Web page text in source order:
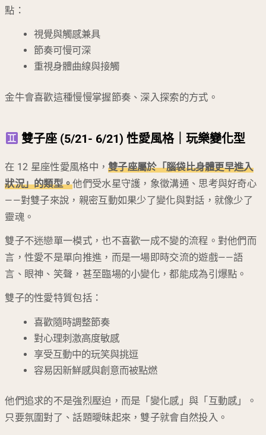
點：
視覺與觸感兼具
節奏可慢可深
重視身體曲線與接觸
金牛會喜歡這種慢慢掌握節奏、深入探索的方式。
雙子座 (5/21- 6/21) 性愛風格｜玩樂變化型
在 12 星座性愛風格中，雙子座屬於「腦袋比身體更早進入
狀況」的類型。他們受水星守護，象徵溝通、思考與好奇心
——對雙子來說，親密互動如果少了變化與對話，就像少了
靈魂。
雙子不迷戀單一模式，也不喜歡一成不變的流程。對他們而
言，性愛不是單向推進，而是一場即時交流的遊戲——語
言、眼神、笑聲，甚至臨場的小變化，都能成為引爆點。
雙子的性愛特質包括：
喜歡隨時調整節奏
對心理刺激高度敏感
享受互動中的玩笑與挑逗
容易因新鮮感與創意而被點燃
他們追求的不是強烈壓迫，而是「變化感」與「互動感」。
只要氛圍對了、話題曖昧起來，雙子就會自然投入。